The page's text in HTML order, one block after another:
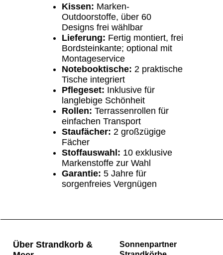
Kissen: Marken-
Outdoorstoffe, über 60
Designs frei wählbar
Lieferung: Fertig montiert, frei
Bordsteinkante; optional mit
Montageservice
Notebooktische: 2 praktische
Tische integriert
Pflegeset: Inklusive für
langlebige Schönheit
Rollen: Terrassenrollen für
einfachen Transport
Staufächer: 2 großzügige
Fächer
Stoffauswahl: 10 exklusive
Markenstoffe zur Wahl
Garantie: 5 Jahre für
sorgenfreies Vergnügen
Sonnenpartner
Über Strandkorb &